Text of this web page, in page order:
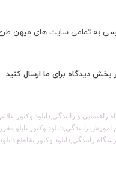
به تمامی سایت های میهن
دیدگاه برای ما ارسال کنید
راهنمایی و رانندگی,دانلود وکتور
رانندگی,دانلود وکتور تابلو
رانندگی,دانلود وکتور